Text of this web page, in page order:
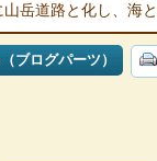
岳道路と化し、海
ブログパーツ）